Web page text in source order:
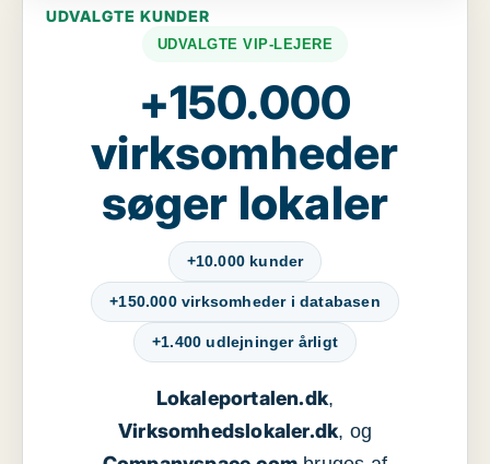
UDVALGTE KUNDER
UDVALGTE VIP-LEJERE
+150.000
virksomheder
søger lokaler
+10.000 kunder
+150.000 virksomheder i databasen
+1.400 udlejninger årligt
Lokaleportalen.dk,
Virksomhedslokaler.dk, og